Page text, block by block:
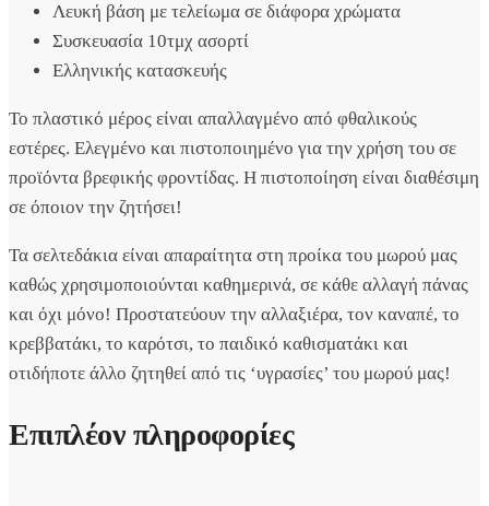
Λευκή βάση με τελείωμα σε διάφορα χρώματα
Συσκευασία 10τμχ ασορτί
Ελληνικής κατασκευής
Το πλαστικό μέρος είναι απαλλαγμένο από φθαλικούς
εστέρες. Ελεγμένο και πιστοποιημένο για την χρήση του σε
προϊόντα βρεφικής φροντίδας. Η πιστοποίηση είναι διαθέσιμη
σε όποιον την ζητήσει!
Τα σελτεδάκια είναι απαραίτητα στη προίκα του μωρού μας
καθώς χρησιμοποιούνται καθημερινά, σε κάθε αλλαγή πάνας
και όχι μόνο! Προστατεύουν την αλλαξιέρα, τον καναπέ, το
κρεββατάκι, το καρότσι, το παιδικό καθισματάκι και
οτιδήποτε άλλο ζητηθεί από τις ‘υγρασίες’ του μωρού μας!
Επιπλέον πληροφορίες